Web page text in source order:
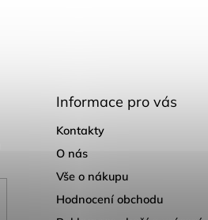
Informace pro vás
Kontakty
O nás
Vše o nákupu
Hodnocení obchodu